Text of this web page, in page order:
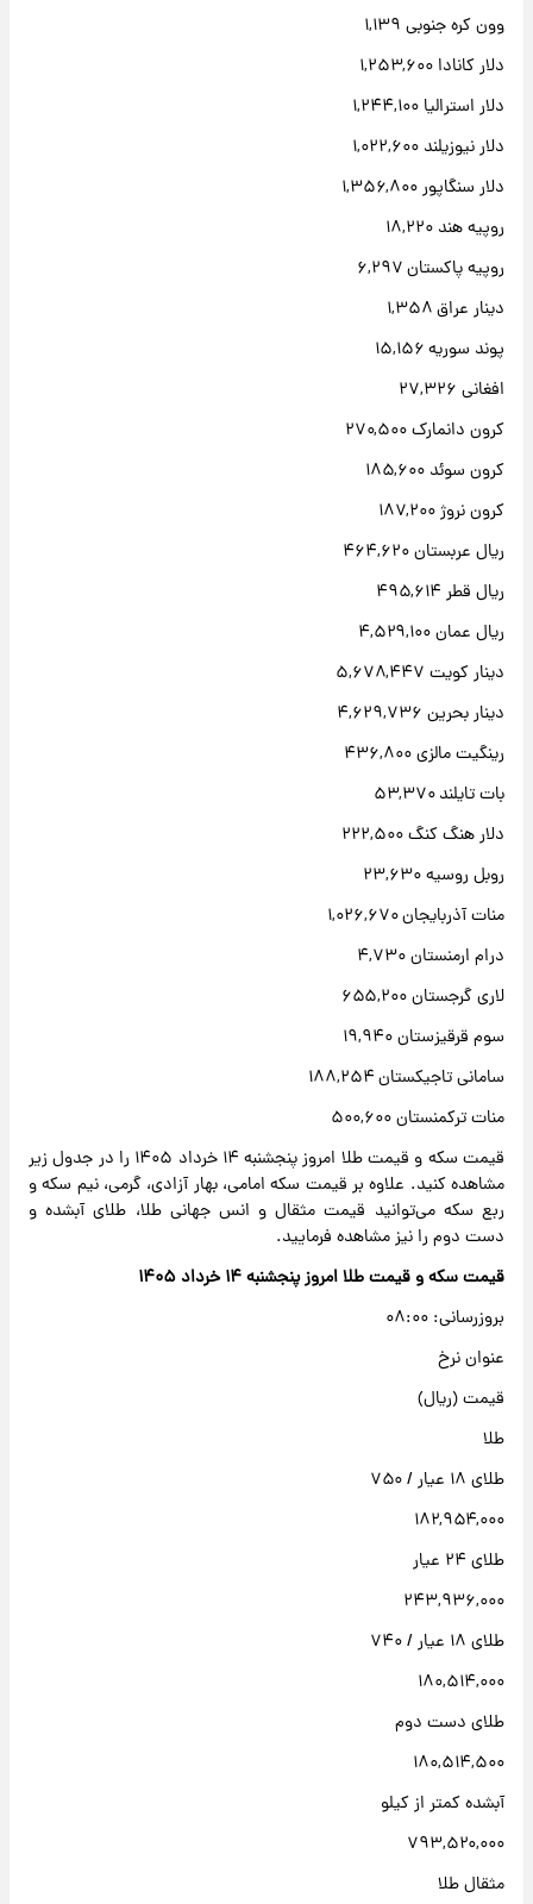
وون کره جنوبی ۱,۱۳۹
دلار کانادا ۱,۲۵۳,۶۰۰
دلار استرالیا ۱,۲۴۴,۱۰۰
دلار نیوزیلند ۱,۰۲۲,۶۰۰
دلار سنگاپور ۱,۳۵۶,۸۰۰
روپیه هند ۱۸,۲۲۰
روپیه پاکستان ۶,۲۹۷
دینار عراق ۱,۳۵۸
پوند سوریه ۱۵,۱۵۶
افغانی ۲۷,۳۲۶
کرون دانمارک ۲۷۰,۵۰۰
کرون سوئد ۱۸۵,۶۰۰
کرون نروژ ۱۸۷,۲۰۰
ریال عربستان ۴۶۴,۶۲۰
ریال قطر ۴۹۵,۶۱۴
ریال عمان ۴,۵۲۹,۱۰۰
دینار کویت ۵,۶۷۸,۴۴۷
دینار بحرین ۴,۶۲۹,۷۳۶
رینگیت مالزی ۴۳۶,۸۰۰
بات تایلند ۵۳,۳۷۰
دلار هنگ کنگ ۲۲۲,۵۰۰
روبل روسیه ۲۳,۶۳۰
منات آذربایجان ۱,۰۲۶,۶۷۰
درام ارمنستان ۴,۷۳۰
لاری گرجستان ۶۵۵,۲۰۰
سوم قرقیزستان ۱۹,۹۴۰
سامانی تاجیکستان ۱۸۸,۲۵۴
منات ترکمنستان ۵۰۰,۶۰۰
قیمت سکه و قیمت طلا امروز پنجشنبه ۱۴ خرداد ۱۴۰۵ را در جدول زیر
مشاهده کنید. علاوه بر قیمت سکه امامی، بهار آزادی، گرمی، نیم سکه و
ربع سکه می‌توانید قیمت مثقال و انس جهانی طلا، طلای آبشده و
دست دوم را نیز مشاهده فرمایید.
قیمت سکه و قیمت طلا امروز پنجشنبه ۱۴ خرداد ۱۴۰۵
بروزرسانی: ۰۸:۰۰
عنوان نرخ
قیمت (ریال)
طلا
طلای ۱۸ عیار / ۷۵۰
۱۸۲,۹۵۴,۰۰۰
طلای ۲۴ عیار
۲۴۳,۹۳۶,۰۰۰
طلای ۱۸ عیار / ۷۴۰
۱۸۰,۵۱۴,۰۰۰
طلای دست دوم
۱۸۰,۵۱۴,۵۰۰
آبشده کمتر از کیلو
۷۹۳,۵۲۰,۰۰۰
مثقال طلا